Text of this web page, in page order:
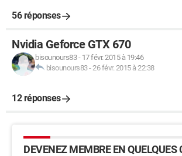
56 réponses
Nvidia Geforce GTX 670
bisounours83- 17 févr. 2015 à 19:46
bisounours83-26 févr. 2015 à 22:38
12 réponses
DEVENEZ MEMBRE EN QUELQUES